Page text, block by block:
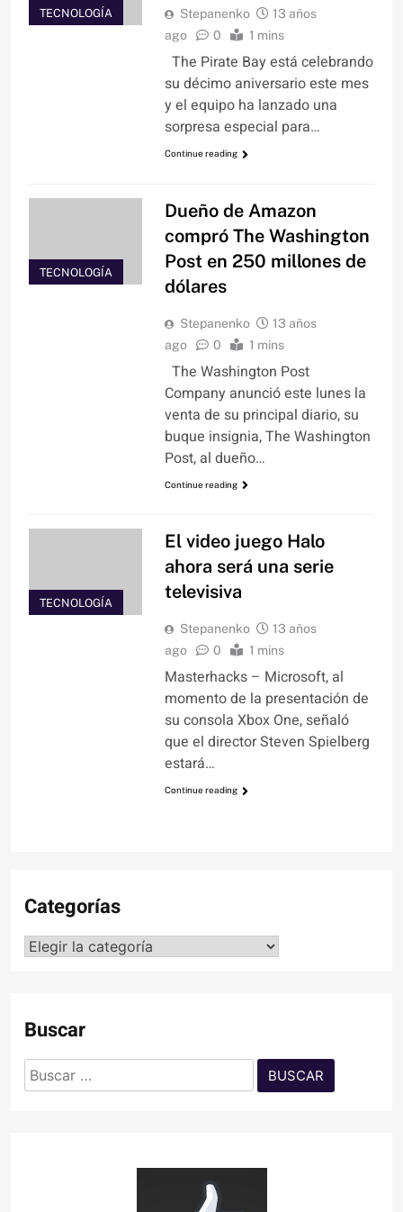
TECNOLOGÍA Stepanenko
13 años
ago
0 1 mins
The Pirate Bay está celebrando
su décimo aniversario este mes
y el equipo ha lanzado una
sorpresa especial para…
Continue reading
TECNOLOGÍA
Dueño de Amazon
compró The Washington
Post en 250 millones de
dólares
Stepanenko
13 años
ago
0 1 mins
The Washington Post
Company anunció este lunes la
venta de su principal diario, su
buque insignia, The Washington
Post, al dueño…
Continue reading
TECNOLOGÍA
El video juego Halo
ahora será una serie
televisiva
Stepanenko
13 años
ago
0 1 mins
Masterhacks – Microsoft, al
momento de la presentación de
su consola Xbox One, señaló
que el director Steven Spielberg
estará…
Continue reading
Categorías
Categorías
Buscar
Buscar: